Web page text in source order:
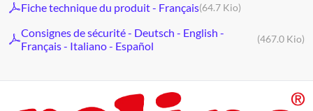
Fiche technique du produit - Français(64.7 Kio)
Consignes de sécurité - Deutsch - English -
Français - Italiano - Español
(467.0 Kio)